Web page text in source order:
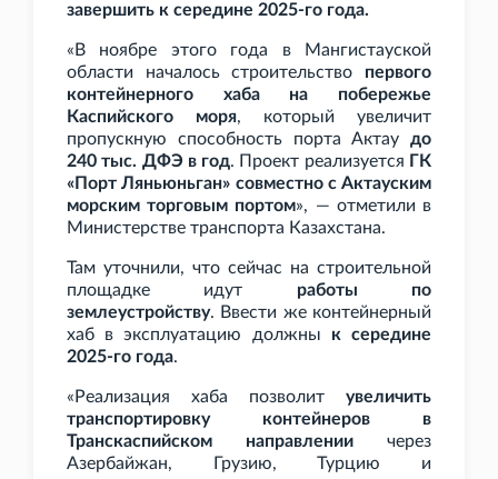
завершить к середине 2025-го года.
«В ноябре этого года в Мангистауской
области началось строительство первого
контейнерного хаба на побережье
Каспийского моря, который увеличит
пропускную способность порта Актау до
240 тыс. ДФЭ в год. Проект реализуется ГК
«Порт Ляньюньган» совместно с Актауским
морским торговым портом», — отметили в
Министерстве транспорта Казахстана.
Там уточнили, что сейчас на строительной
площадке идут работы по
землеустройству. Ввести же контейнерный
хаб в эксплуатацию должны к середине
2025-го года.
«Реализация хаба позволит увеличить
транспортировку контейнеров в
Транскаспийском направлении через
Азербайжан, Грузию, Турцию и